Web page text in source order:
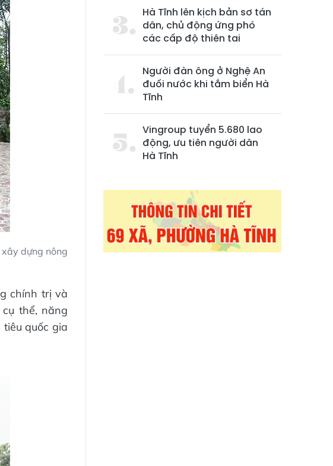
dựng nông
chính trị và
thể, năng
quốc gia
Hà Tĩnh lên kịch bản sơ tán
dân, chủ động ứng phó
các cấp độ thiên tai
Người đàn ông ở Nghệ An
đuối nước khi tắm biển Hà
Tĩnh
Vingroup tuyển 5.680 lao
động, ưu tiên người dân
Hà Tĩnh